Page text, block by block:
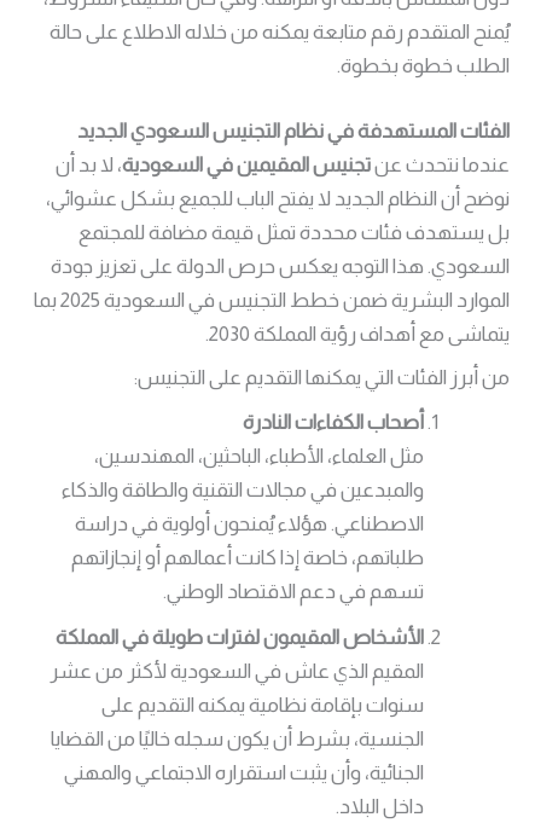
يُمنح المتقدم رقم متابعة يمكنه من خلاله الاطلاع على حالة
الطلب خطوة بخطوة.
الفئات المستهدفة في نظام التجنيس السعودي الجديد
عندما نتحدث عنتجنيس المقيمين في السعودية، لا بد أن
نوضح أن النظام الجديد لا يفتح الباب للجميع بشكل عشوائي،
بل يستهدف فئات محددة تمثل قيمة مضافة للمجتمع
السعودي. هذا التوجه يعكس حرص الدولة على تعزيز جودة
الموارد البشرية ضمن خطط التجنيس في السعودية 2025 بما
يتماشى مع أهداف رؤية المملكة 2030.
من أبرز الفئات التي يمكنها التقديم على التجنيس:
أصحاب الكفاءات النادرة
مثل العلماء، الأطباء، الباحثين، المهندسين،
والمبدعين في مجالات التقنية والطاقة والذكاء
الاصطناعي. هؤلاء يُمنحون أولوية في دراسة
طلباتهم، خاصة إذا كانت أعمالهم أو إنجازاتهم
تسهم في دعم الاقتصاد الوطني.
الأشخاص المقيمون لفترات طويلة في المملكة
المقيم الذي عاش في السعودية لأكثر من عشر
سنوات بإقامة نظامية يمكنه التقديم على
الجنسية، بشرط أن يكون سجله خاليًا من القضايا
الجنائية، وأن يثبت استقراره الاجتماعي والمهني
داخل البلاد.